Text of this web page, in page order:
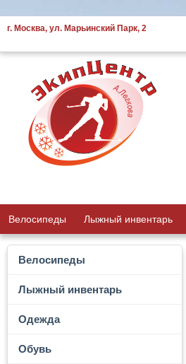
г. Москва, ул. Марьинский Парк, 2
Велосипеды Лыжный инвентарь
Велосипеды
Лыжный инвентарь
Одежда
Обувь